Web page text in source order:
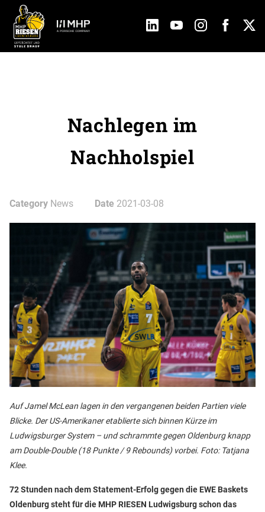
Nachlegen im
Nachholspiel
Category News Date 2021-03-08
Auf Jamel McLean lagen in den vergangenen beiden Partien viele
Blicke. Der US-Amerikaner etablierte sich binnen Kürze im
Ludwigsburger System – und schrammte gegen Oldenburg knapp
am Double-Double (18 Punkte / 9 Rebounds) vorbei. Foto: Tatjana
Klee.
72 Stunden nach dem Statement-Erfolg gegen die EWE Baskets
Oldenburg steht für die MHP RIESEN Ludwigsburg schon das